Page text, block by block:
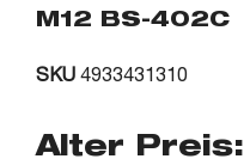
M12 BS-402C
SKU 4933431310
Alter Preis: